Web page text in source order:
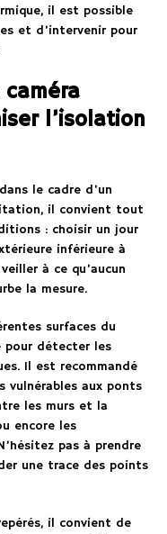
il est possible
et d’intervenir pour
l’isolation
le cadre d’un
il convient tout
: choisir un jour
inférieure à
à ce qu’aucun
la mesure.
surfaces du
pour détecter les
Il est recommandé
vulnérables aux ponts
les murs et la
encore les
pas à prendre
une trace des points
il convient de